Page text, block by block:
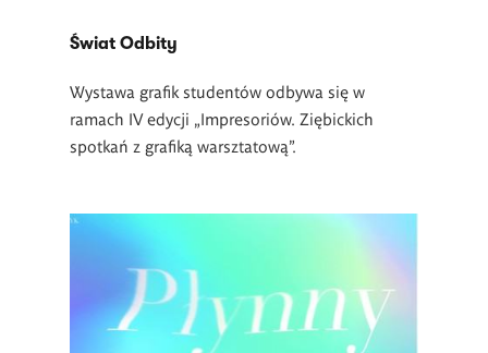
Świat Odbity
Wystawa grafik studentów odbywa się w
ramach IV edycji „Impresoriów. Ziębickich
spotkań z grafiką warsztatową”.